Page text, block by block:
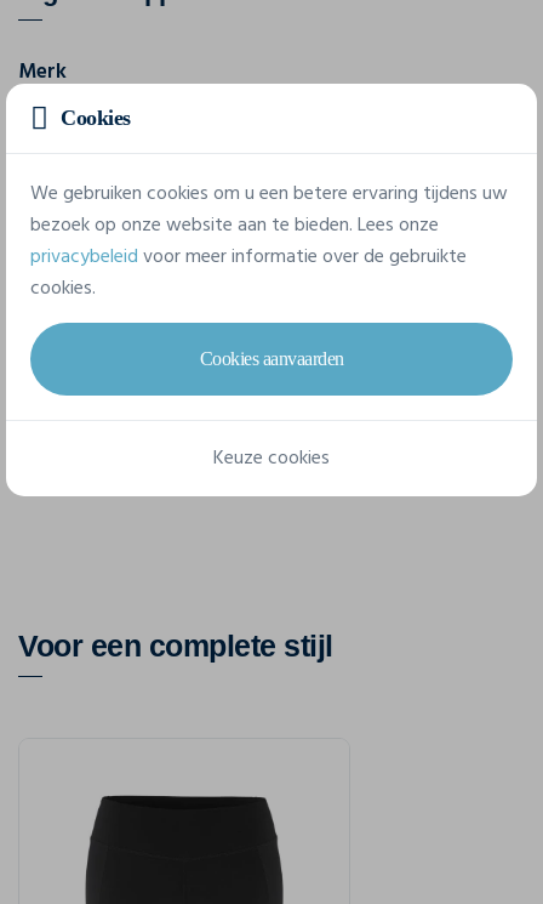
Merk
Craft
Referentie
C17362
Samenstelling
100% Polyester Recycled
6 beschikbare maten
L
Voor een complete stijl
Cookies
We gebruiken cookies om u een betere ervaring tijdens uw
bezoek op onze website aan te bieden. Lees onze
privacybeleidvoor meer informatie over de gebruikte
cookies.
Cookies aanvaarden
Keuze cookies